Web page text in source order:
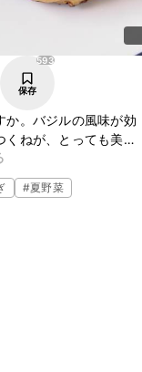
593
保存
か。バジルの風味が効
ねが、とっても美味
た、かわいらしいつ
#夏野菜